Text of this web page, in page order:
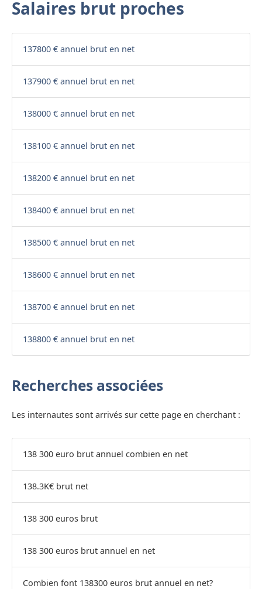
Salaires brut proches
137800 € annuel brut en net
137900 € annuel brut en net
138000 € annuel brut en net
138100 € annuel brut en net
138200 € annuel brut en net
138400 € annuel brut en net
138500 € annuel brut en net
138600 € annuel brut en net
138700 € annuel brut en net
138800 € annuel brut en net
Recherches associées
Les internautes sont arrivés sur cette page en cherchant :
138 300 euro brut annuel combien en net
138.3K€ brut net
138 300 euros brut
138 300 euros brut annuel en net
Combien font 138300 euros brut annuel en net?